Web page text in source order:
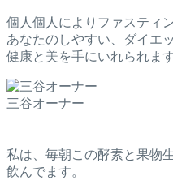
個人個人によりファスティ
あなたのしやすい、ダイエ
健康と美を手にいれられま
三谷オーナー
私は、毎朝この酵素と果物
飲んでます。